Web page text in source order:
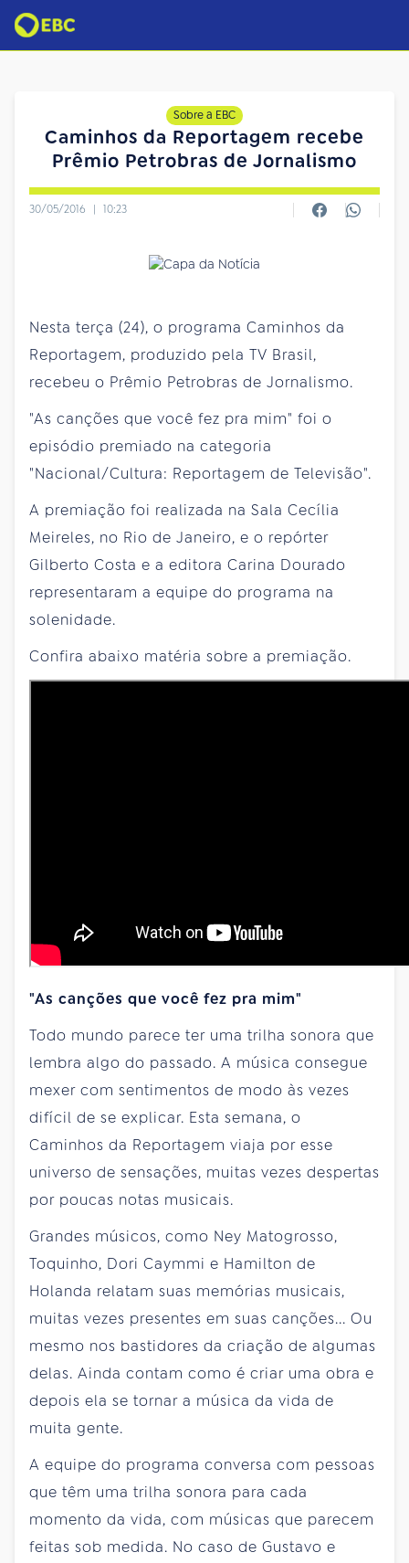
Sobre a EBC
Caminhos da Reportagem recebe
Prêmio Petrobras de Jornalismo
30/05/2016 | 10:23
Nesta terça (24), o programa Caminhos da
Reportagem, produzido pela TV Brasil,
recebeu o Prêmio Petrobras de Jornalismo.
"As canções que você fez pra mim" foi o
episódio premiado na categoria
"Nacional/Cultura: Reportagem de Televisão".
A premiação foi realizada na Sala Cecília
Meireles, no Rio de Janeiro, e o repórter
Gilberto Costa e a editora Carina Dourado
representaram a equipe do programa na
solenidade.
Confira abaixo matéria sobre a premiação.
"As canções que você fez pra mim"
Todo mundo parece ter uma trilha sonora que
lembra algo do passado. A música consegue
mexer com sentimentos de modo às vezes
difícil de se explicar. Esta semana, o
Caminhos da Reportagem viaja por esse
universo de sensações, muitas vezes despertas
por poucas notas musicais.
Grandes músicos, como Ney Matogrosso,
Toquinho, Dori Caymmi e Hamilton de
Holanda relatam suas memórias musicais,
muitas vezes presentes em suas canções... Ou
mesmo nos bastidores da criação de algumas
delas. Ainda contam como é criar uma obra e
depois ela se tornar a música da vida de
muita gente.
A equipe do programa conversa com pessoas
que têm uma trilha sonora para cada
momento da vida, com músicas que parecem
feitas sob medida. No caso de Gustavo e